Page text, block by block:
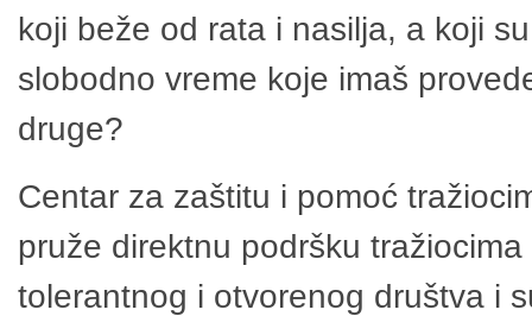
koji beže od rata i nasilja, a koji
slobodno vreme koje imaš
druge?
Centar za zaštitu i pomoć
pruže direktnu podršku
tolerantnog i otvorenog društva i